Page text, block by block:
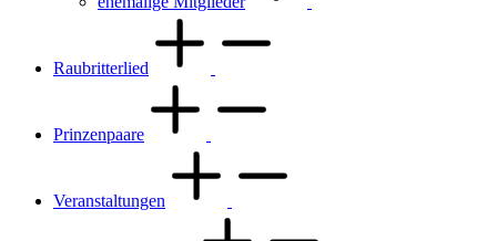
Raubritterlied
Prinzenpaare
Veranstaltungen